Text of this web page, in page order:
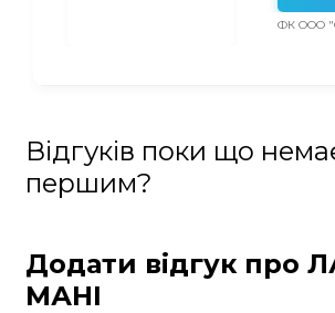
ФК ООО
Відгуків поки що
першим?
Додати відгук про
МАНІ